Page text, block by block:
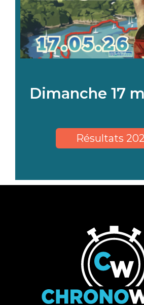
Dimanche 17
Résultats